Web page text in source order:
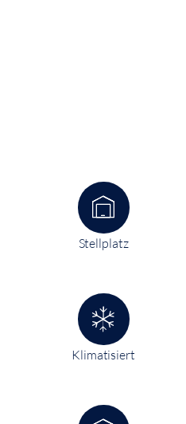
Stellplatz
Klimatisiert